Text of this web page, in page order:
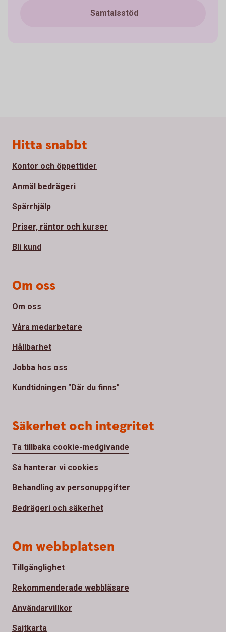
Samtalsstöd
Sidfot
Hitta snabbt
Kontor och öppettider
Anmäl bedrägeri
Spärrhjälp
Priser, räntor och kurser
Bli kund
Om oss
Om oss
Våra medarbetare
Hållbarhet
Jobba hos oss
Kundtidningen "Där du finns"
Säkerhet och integritet
Ta tillbaka cookie-medgivande
Så hanterar vi cookies
Behandling av personuppgifter
Bedrägeri och säkerhet
Om webbplatsen
Tillgänglighet
Rekommenderade webbläsare
Användarvillkor
Sajtkarta